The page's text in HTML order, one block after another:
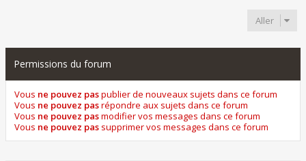
Aller
Permissions du forum
Vous ne pouvez paspublier de nouveaux sujets dans ce forum
Vous ne pouvez pasrépondre aux sujets dans ce forum
Vous ne pouvez pasmodifier vos messages dans ce forum
Vous ne pouvez pas supprimer vos messages dans ce forum